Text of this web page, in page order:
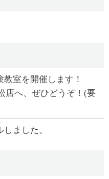
室を開催します！
店へ、ぜひどうぞ！(要
ました。